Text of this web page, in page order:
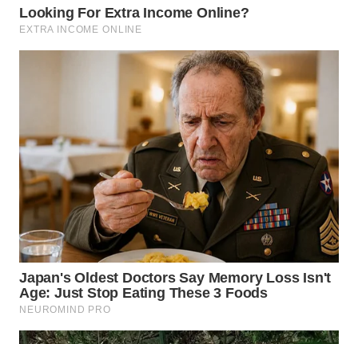
WN DELI
SERDANG
WN
PAKPAK
WN
KARAWANG
WN
BEKASI
BOGOR